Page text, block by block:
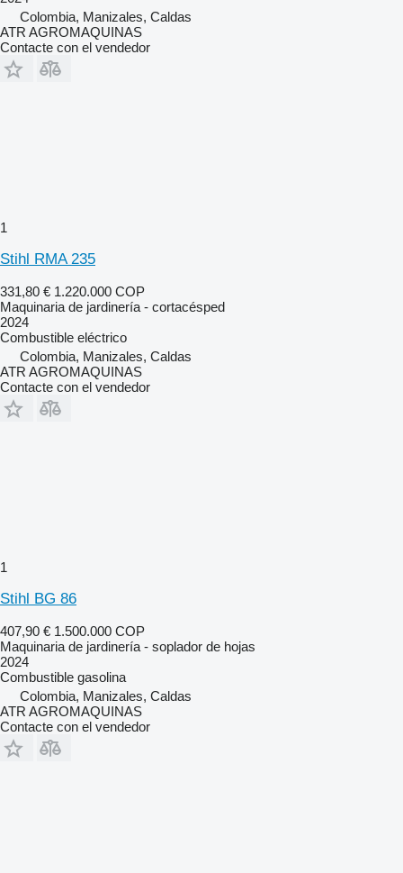
Colombia, Manizales, Caldas
ATR AGROMAQUINAS
Contacte con el vendedor
1
Stihl RMA 235
331,80 € 1.220.000 COP
Maquinaria de jardinería - cortacésped
2024
Combustible eléctrico
Colombia, Manizales, Caldas
ATR AGROMAQUINAS
Contacte con el vendedor
1
Stihl BG 86
407,90 € 1.500.000 COP
Maquinaria de jardinería - soplador de hojas
2024
Combustible gasolina
Colombia, Manizales, Caldas
ATR AGROMAQUINAS
Contacte con el vendedor